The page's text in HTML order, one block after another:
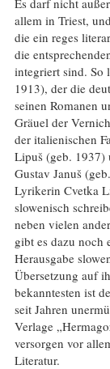
allem in Triest,
die ein reges
die
integriert sind. So
1913), der die
seinen Romanen
Gräuel der
der italienischen
Lipuš (geb. 1937)
Gustav Januš
Lyrikerin Cvetka
slowenisch
neben vielen
gibt es dazu noch
Herausgabe
Übersetzung auf
bekanntesten ist
seit Jahren
Verlage
versorgen vor
Literatur.